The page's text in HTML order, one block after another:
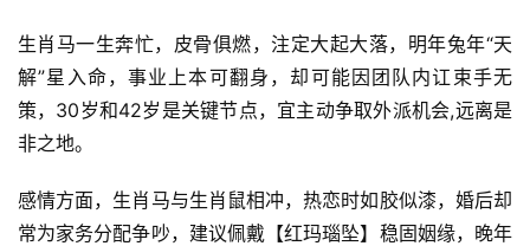
生肖马一生奔忙，皮骨俱燃，注定大起大落，明年兔年“天
解”星入命，事业上本可翻身，却可能因团队内讧束手无
策，30岁和42岁是关键节点，宜主动争取外派机会,远离是
非之地。
感情方面，生肖马与生肖鼠相冲，热恋时如胶似漆，婚后却
常为家务分配争吵，建议佩戴【红玛瑙坠】稳固姻缘，晚年